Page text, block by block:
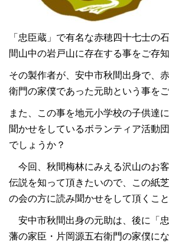
「忠臣蔵」で有名な赤穂四十七士の
間山中の岩戸山に存在する事をご存
その製作者が、安中市秋間出身で、
衛門の家僕であった元助という事を
また、この事を地元小学校の子供達
聞かせをしているボランティア活動
でしょうか？
今回、秋間梅林にみえる沢山のお
伝説を知って頂きたいので、この紙
の会の方に読み聞かせをして頂くこと
安中市秋間出身の元助は、後に「
藩の家臣・片岡源五右衛門の家僕に